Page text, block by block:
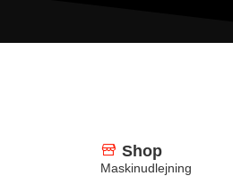
Shop
Maskinudlejning